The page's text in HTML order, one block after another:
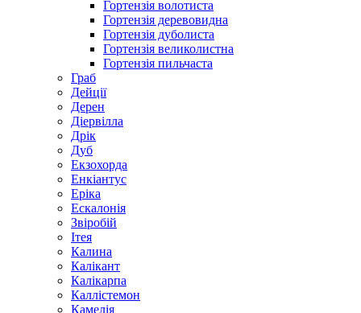
Гортензія волотиста
Гортензія деревовидна
Гортензія дуболиста
Гортензія великолистна
Гортензія пильчаста
Граб
Дейції
Дерен
Діервілла
Дрік
Дуб
Екзохорда
Енкіантус
Еріка
Ескалонія
Звіробій
Ітея
Калина
Калікант
Калікарпа
Каллістемон
Камелія